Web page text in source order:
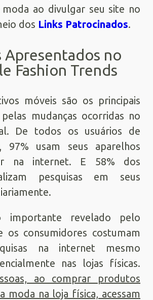
moda ao divulgar seu site no
dos Links Patrocinados.
Apresentados no
Fashion Trends
móveis são os principais
pelas mudanças ocorridas no
De todos os usuários de
97% usam seus aparelhos
na internet. E 58% dos
pesquisas em seus
revelado pelo
os consumidores costumam
na internet mesmo
nas lojas físicas.
ao comprar produtos
moda na loja física, acessam